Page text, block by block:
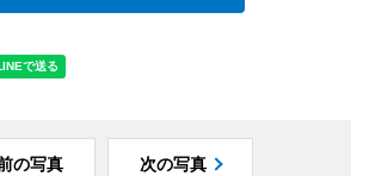
の写真 次の写真